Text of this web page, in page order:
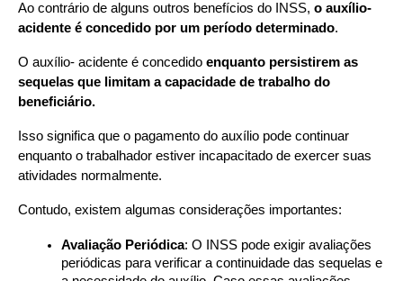
Ao contrário de alguns outros benefícios do INSS, o auxílio-
acidente é concedido por um período determinado.
O auxílio- acidente é concedido enquanto persistirem as
sequelas que limitam a capacidade de trabalho do
beneficiário.
Isso significa que o pagamento do auxílio pode continuar
enquanto o trabalhador estiver incapacitado de exercer suas
atividades normalmente.
Contudo, existem algumas considerações importantes:
Avaliação Periódica: O INSS pode exigir avaliações
periódicas para verificar a continuidade das sequelas e